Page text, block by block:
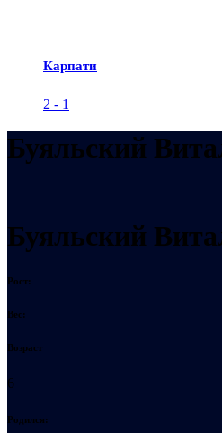
Карпати
2 - 1
Буяльский
Буяльский
Рост:
Вес:
Возраст
6
Родился: